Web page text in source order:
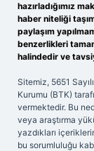
hazırladığımız
haber niteliği
paylaşım
benzerlikleri
halindedir ve
Sitemiz, 5651
Kurumu (BTK)
vermektedir. Bu
veya araştırma
yazdıkları
bu sorumluluğu